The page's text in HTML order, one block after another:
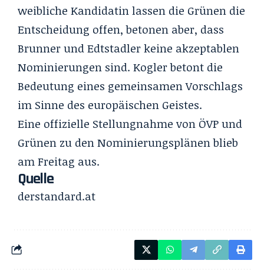
weibliche Kandidatin lassen die Grünen die
Entscheidung offen, betonen aber, dass
BrunnerundEdtstadlerkeine akzeptablen
Nominierungen sind. Kogler betont die
Bedeutung eines gemeinsamen Vorschlags
im Sinne des europäischen Geistes.
Eine offizielle Stellungnahme von ÖVP und
Grünen zu den Nominierungsplänen blieb
am Freitag aus.
Quelle
derstandard.at